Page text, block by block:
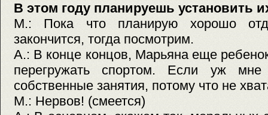
В этом году планируешь установить
М.: Пока что планирую хорошо
закончится, тогда посмотрим.
А.: В конце концов, Марьяна еще
перегружать спортом. Если уж мне
собственные занятия, потому что не
М.: Нервов! (смеется)